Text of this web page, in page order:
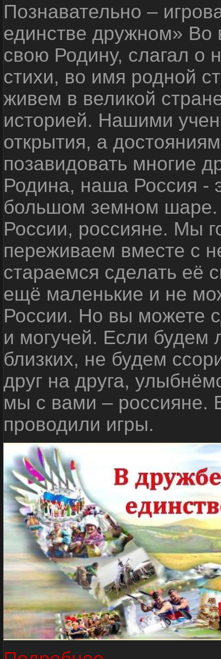
Познавательно –
единстве дружном»
свою Родину, слагал о
стихи, во имя родной
живем в великой
историей. Нашими
открытия, а
позавидовать многие
Родина, наша Россия -
большом земном
России, россияне. Мы
переживаем вместе с
стараемся сделать её
ещё маленькие и не
России. Но вы можете
и могучей. Если будем
близких, не будем
друг на друга,
мы с вами – россияне.
проводили игры.